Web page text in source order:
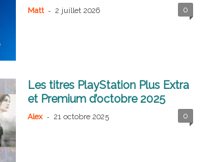
Matt - 2 juillet 2026 0
Les titres PlayStation Plus Extra
et Premium d’octobre 2025
Alex - 21 octobre 2025 0